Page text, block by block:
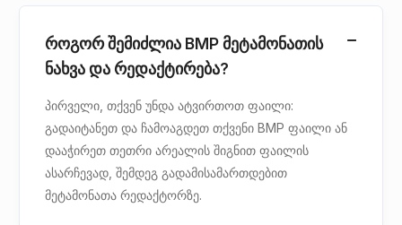
როგორ შემიძლია BMP მეტამონათის
ნახვა და რედაქტირება?
პირველი, თქვენ უნდა ატვირთოთ ფაილი:
გადაიტანეთ და ჩამოაგდეთ თქვენი BMP ფაილი ან
დააჭირეთ თეთრი არეალის შიგნით ფაილის
ასარჩევად, შემდეგ გადამისამართდებით
მეტამონათა რედაქტორზე.